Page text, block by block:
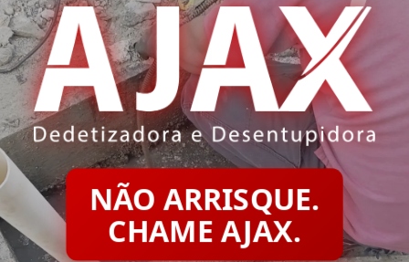
NÃO ARRISQUE.
CHAME AJAX.